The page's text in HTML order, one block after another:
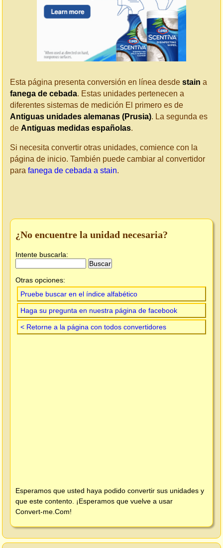
Esta página presenta conversión en línea desde stain a
fanega de cebada. Estas unidades pertenecen a
diferentes sistemas de medición El primero es de
Antiguas unidades alemanas (Prusia). La segunda es
de Antiguas medidas españolas.
Si necesita convertir otras unidades, comience con la
página de inicio. También puede cambiar al convertidor
para fanega de cebada a stain.
¿No encuentre la unidad necesaria?
Intente buscarla:
Otras opciones:
Pruebe buscar en el índice alfabético
Haga su pregunta en nuestra página de facebook
< Retorne a la página con todos convertidores
Esperamos que usted haya podido convertir sus unidades y
que este contento. ¡Esperamos que vuelve a usar
Convert-me.Com!